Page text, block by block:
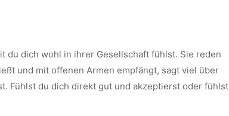
du dich wohl in ihrer Gesellschaft fühlst. Sie reden
und mit offenen Armen empfängt, sagt viel über
Fühlst du dich direkt gut und akzeptierst oder fühlst